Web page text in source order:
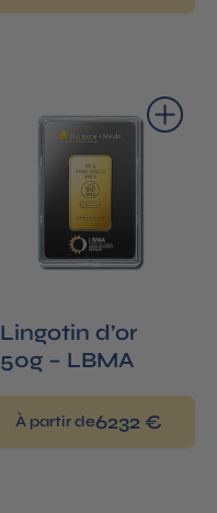
Lingotin d’or
50g – LBMA
À partir de6232 €